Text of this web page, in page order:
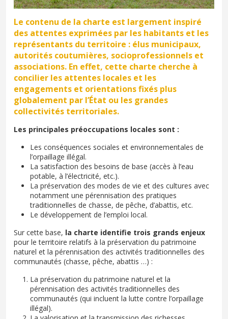
Le contenu de la charte est largement inspiré
des attentes exprimées par les habitants et les
représentants du territoire : élus municipaux,
autorités coutumières, socioprofessionnels et
associations. En effet, cette charte cherche à
concilier les attentes locales et les
engagements et orientations fixés plus
globalement par l’État ou les grandes
collectivités territoriales.
Les principales préoccupations locales sont :
Les conséquences sociales et environnementales de
l’orpaillage illégal.
La satisfaction des besoins de base (accès à l’eau
potable, à l’électricité, etc.).
La préservation des modes de vie et des cultures avec
notamment une pérennisation des pratiques
traditionnelles de chasse, de pêche, d’abattis, etc.
Le développement de l’emploi local.
Sur cette base, la charte identifie trois grands enjeux
pour le territoire relatifs à la préservation du patrimoine
naturel et la pérennisation des activités traditionnelles des
communautés (chasse, pêche, abattis …) :
La préservation du patrimoine naturel et la
pérennisation des activités traditionnelles des
communautés (qui incluent la lutte contre l’orpaillage
illégal).